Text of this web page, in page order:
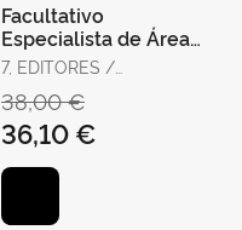
Facultativo
Especialista de Área,
Médico y Pediatra de
Atención Primaria del
Ser
7, EDITORES /
FRANCISCO ENRIQUE /
GÓMEZ MARTÍNEZ,
DOMINGO / GUERRERO
ARROYO, JOSÉ
38,00 €
36,10 €